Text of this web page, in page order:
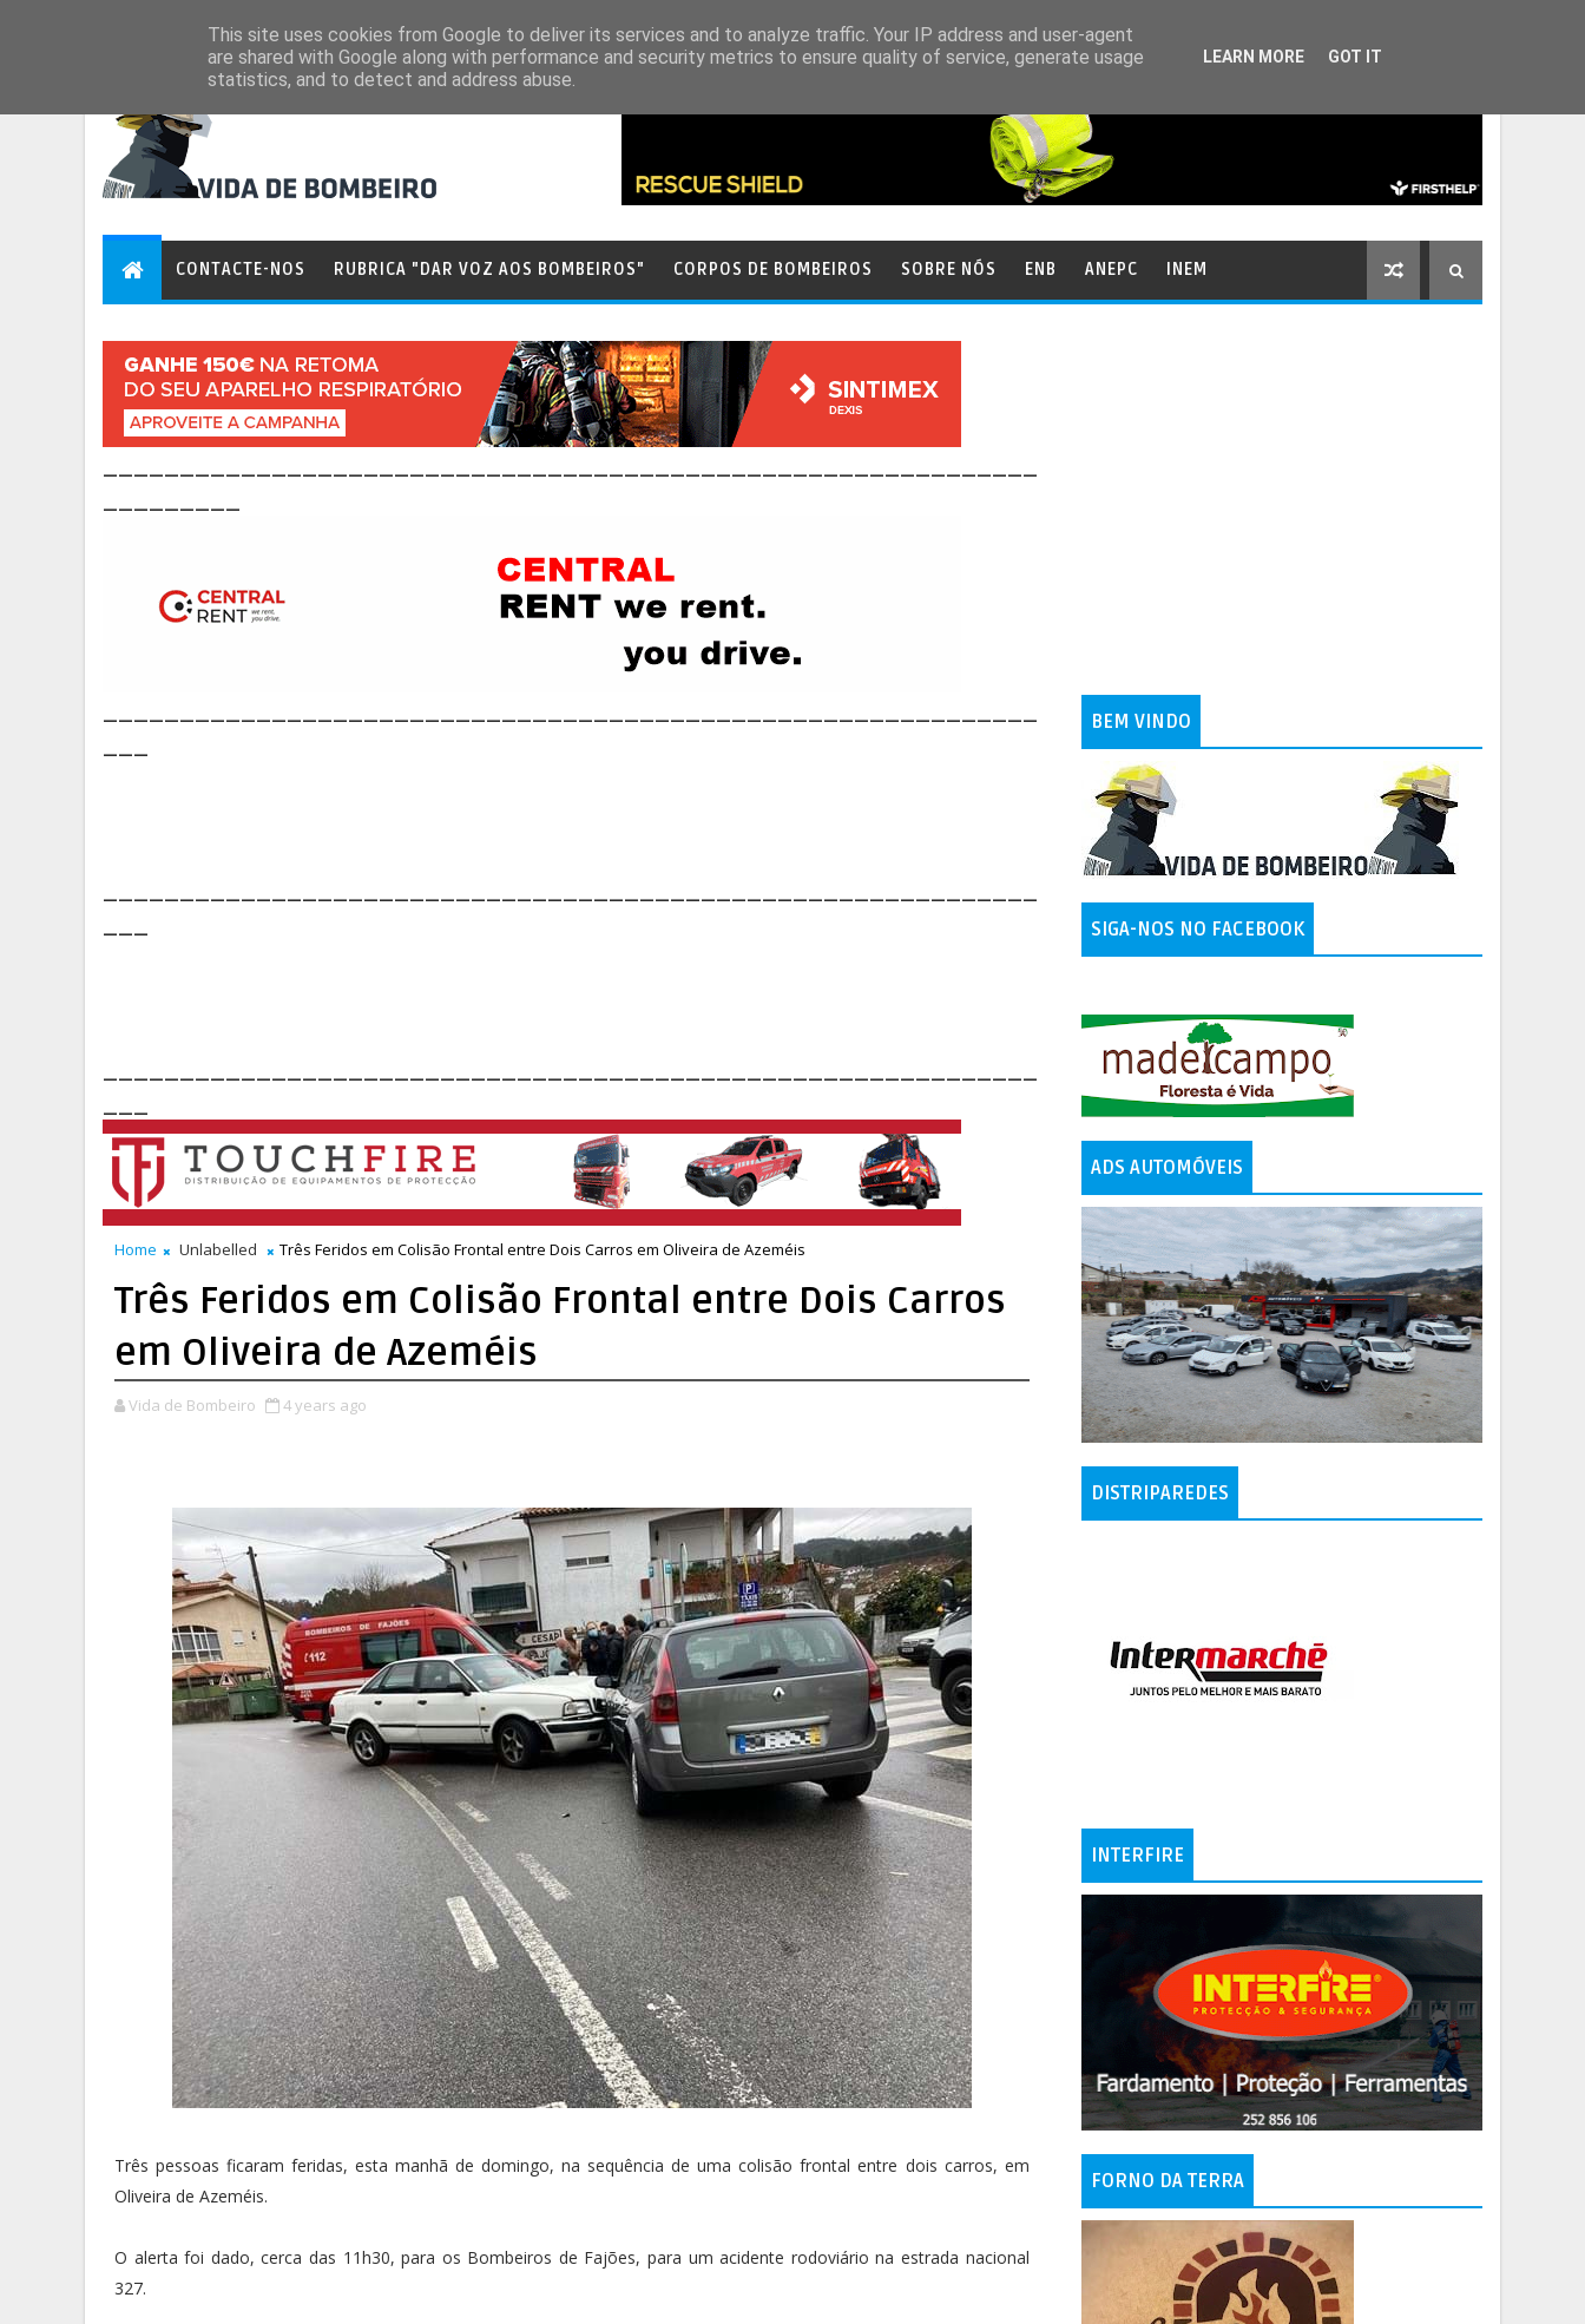
CONTACTE-NOS RUBRICA "DAR VOZ AOS BOMBEIROS" CORPOS DE BOMBEIROS SOBRE NÓS ENB ANEPC INEM
Home Unlabelled Três Feridos em Colisão Frontal entre Dois Carros em Oliveira de Azeméis
Três Feridos em Colisão Frontal entre Dois Carros
em Oliveira de Azeméis
Vida de Bombeiro 4 years ago
Três pessoas ficaram feridas, esta manhã de domingo, na sequência de uma colisão frontal entre dois carros, em
Oliveira de Azeméis.
O alerta foi dado, cerca das 11h30, para os Bombeiros de Fajões, para um acidente rodoviário na estrada nacional
327.
BEM VINDO
SIGA-NOS NO FACEBOOK
ADS AUTOMÓVEIS
DISTRIPAREDES
INTERFIRE
FORNO DA TERRA
This site uses cookies from Google to deliver its services and to analyze traffic. Your IP address and user-agent
are shared with Google along with performance and security metrics to ensure quality of service, generate usage
statistics, and to detect and address abuse.
LEARN MORE GOT IT